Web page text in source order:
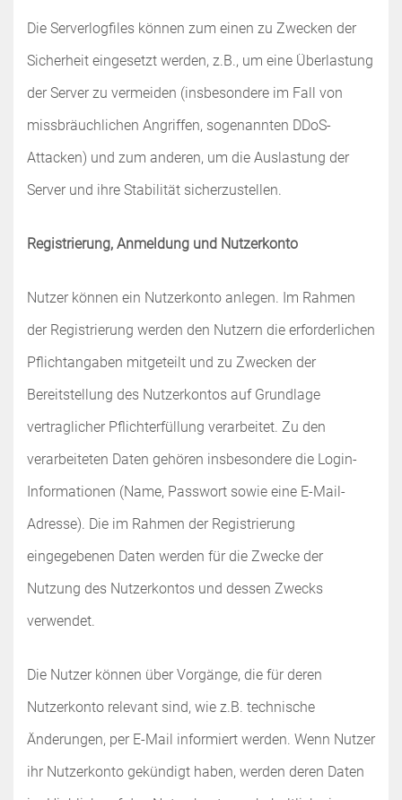
Die Serverlogfiles können zum einen zu Zwecken der
Sicherheit eingesetzt werden, z.B., um eine Überlastung
der Server zu vermeiden (insbesondere im Fall von
missbräuchlichen Angriffen, sogenannten DDoS-
Attacken) und zum anderen, um die Auslastung der
Server und ihre Stabilität sicherzustellen.
Registrierung, Anmeldung und Nutzerkonto
Nutzer können ein Nutzerkonto anlegen. Im Rahmen
der Registrierung werden den Nutzern die erforderlichen
Pflichtangaben mitgeteilt und zu Zwecken der
Bereitstellung des Nutzerkontos auf Grundlage
vertraglicher Pflichterfüllung verarbeitet. Zu den
verarbeiteten Daten gehören insbesondere die Login-
Informationen (Name, Passwort sowie eine E-Mail-
Adresse). Die im Rahmen der Registrierung
eingegebenen Daten werden für die Zwecke der
Nutzung des Nutzerkontos und dessen Zwecks
verwendet.
Die Nutzer können über Vorgänge, die für deren
Nutzerkonto relevant sind, wie z.B. technische
Änderungen, per E-Mail informiert werden. Wenn Nutzer
ihr Nutzerkonto gekündigt haben, werden deren Daten